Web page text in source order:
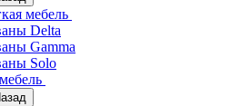
мебель
Delta
Gamma
Solo